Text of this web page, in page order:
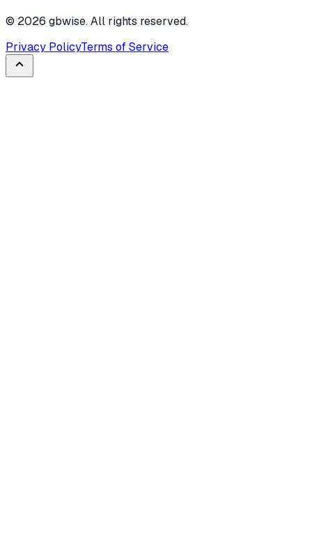
© 2026 gbwise. All rights reserved.
Privacy PolicyTerms of Service